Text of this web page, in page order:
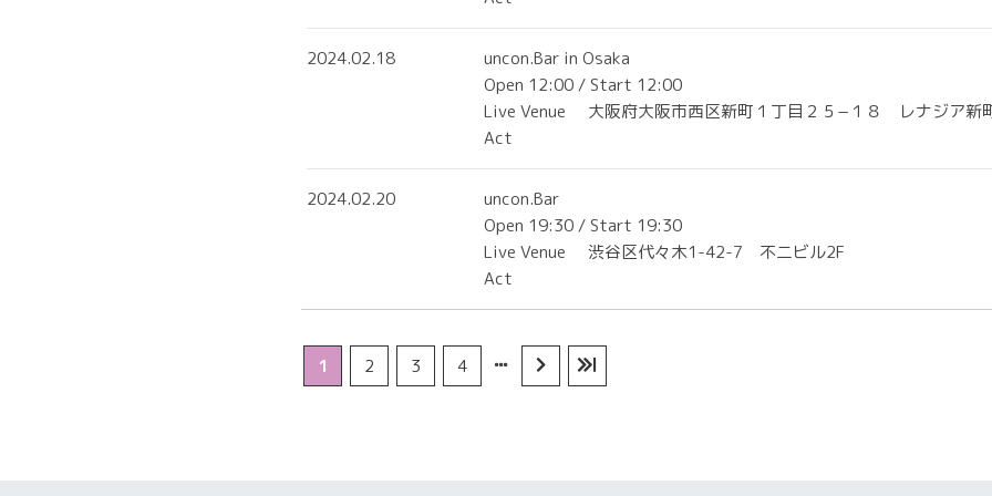
2024.02.18
uncon.Bar in Osaka
Open 12:00 / Start 12:00
Live Venue
大阪府大阪市西区新町１丁目２５−１８ レナジア新
Act
2024.02.20
uncon.Bar
Open 19:30 / Start 19:30
Live Venue
渋谷区代々木1-42-7 不二ビル2F
Act
1 2 3 4